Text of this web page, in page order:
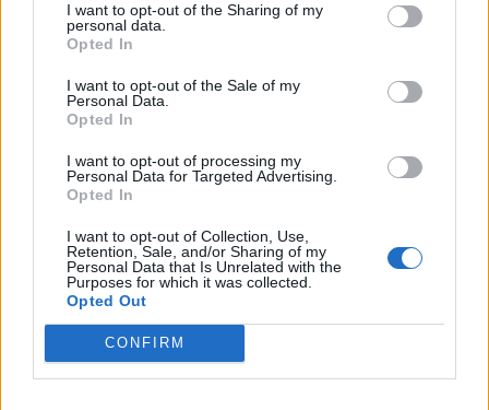
I want to opt-out of the Sharing of my
personal data.
Opted In
I want to opt-out of the Sale of my
Personal Data.
Opted In
I want to opt-out of processing my
Personal Data for Targeted Advertising.
Opted In
I want to opt-out of Collection, Use,
Retention, Sale, and/or Sharing of my
Personal Data that Is Unrelated with the
Purposes for which it was collected.
Opted Out
CONFIRM
flest klikk i Testguiden i
2025
PLUS